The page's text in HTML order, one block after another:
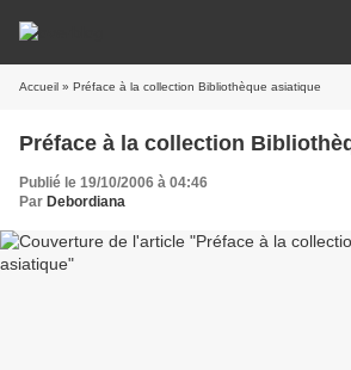
Accueil » Préface à la collection Bibliothèque asiatique
Préface à la collection
Publié le 19/10/2006 à 04:46
Par Debordiana